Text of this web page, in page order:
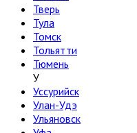
Тверь
Тула
Томск
Тольятти
Тюмень
У
Уссурийск
Улан-Удэ
Ульяновск